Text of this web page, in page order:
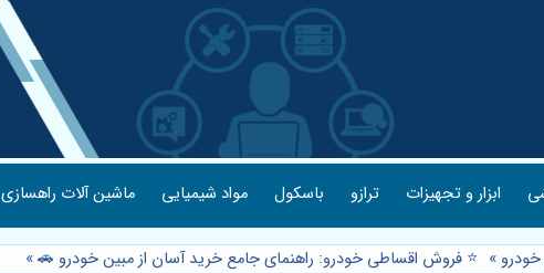
ابزار و تجهیزات ترازو باسکول مواد شیمیایی ماشین آلات راهسازی
» ⭐️ فروش اقساطی خودرو: راهنمای جامع خرید آسان از مبین خودرو 🚗»